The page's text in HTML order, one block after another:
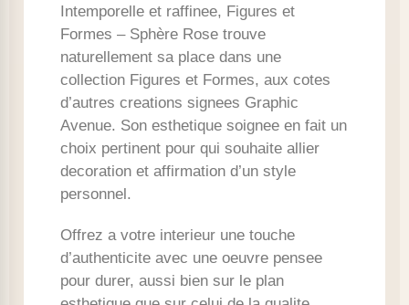
Intemporelle et raffinee, Figures et
Formes – Sphère Rose trouve
naturellement sa place dans une
collection Figures et Formes, aux cotes
d’autres creations signees Graphic
Avenue. Son esthetique soignee en fait un
choix pertinent pour qui souhaite allier
decoration et affirmation d’un style
personnel.
Offrez a votre interieur une touche
d’authenticite avec une oeuvre pensee
pour durer, aussi bien sur le plan